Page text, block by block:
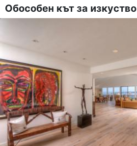
Обособен кът за изкуство